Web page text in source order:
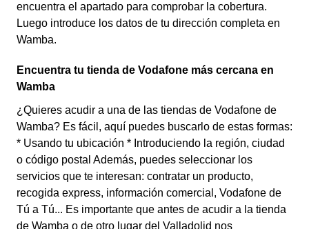
encuentra el apartado para comprobar la cobertura.
Luego introduce los datos de tu dirección completa en
Wamba.
Encuentra tu tienda de Vodafone más cercana en
Wamba
¿Quieres acudir a una de las tiendas de Vodafone de
Wamba? Es fácil, aquí puedes buscarlo de estas formas:
* Usando tu ubicación * Introduciendo la región, ciudad
o código postal Además, puedes seleccionar los
servicios que te interesan: contratar un producto,
recogida express, información comercial, Vodafone de
Tú a Tú... Es importante que antes de acudir a la tienda
de Wamba o de otro lugar del Valladolid nos